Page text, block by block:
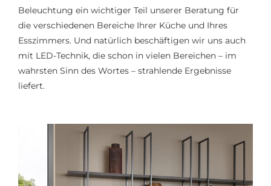
Beleuchtung ein wichtiger Teil unserer Beratung für
die verschiedenen Bereiche Ihrer Küche und Ihres
Esszimmers. Und natürlich beschäftigen wir uns auch
mit LED-Technik, die schon in vielen Bereichen – im
wahrsten Sinn des Wortes – strahlende Ergebnisse
liefert.